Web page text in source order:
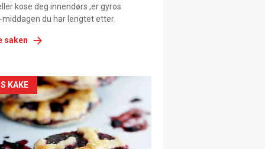
kose deg innendørs ,er gyros
du har lengtet etter.
saken
KAKE